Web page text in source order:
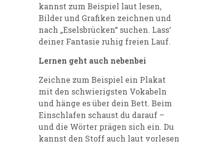
kannst zum Beispiel laut lesen,
Bilder und Grafiken zeichnen und
nach „Eselsbrücken“ suchen. Lass‘
deiner Fantasie ruhig freien Lauf.
Lernen geht auch nebenbei
Zeichne zum Beispiel ein Plakat
mit den schwierigsten Vokabeln
und hänge es über dein Bett. Beim
Einschlafen schaust du darauf –
und die Wörter prägen sich ein. Du
kannst den Stoff auch laut vorlesen